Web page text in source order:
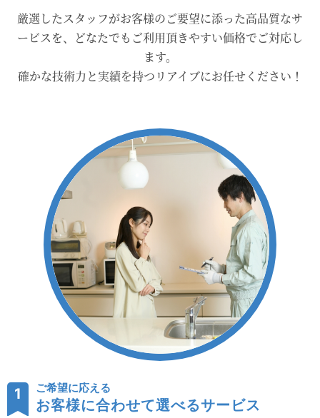
厳選したスタッフがお客様のご要望に添った高品質なサ
ービスを、どなたでもご利用頂きやすい価格でご対応し
ます。
確かな技術力と実績を持つリアイブにお任せください！
1 ご希望に応える
お客様に合わせて選べるサービス